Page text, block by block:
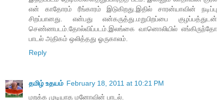
என் காதோரம் ரீங்காரம் இடுகிறது.இதில் சாரன்யாவின் நடிப்பு
சிறப்பானது. என்பது என்கருத்து.மறுபிறப்பை குழப்பத்துடன்
செண்ணபடம்.தோல்விப்படம்.இலங்கை வானொலியில் எங்கிருந்தோ
பாடல் அதிகம் ஒலித்தது ஓருகாலம்.
Reply
தமிழ் உதயம் February 18, 2011 at 10:21 PM
மறக்க முடியாத மனோவின் பாடல்.